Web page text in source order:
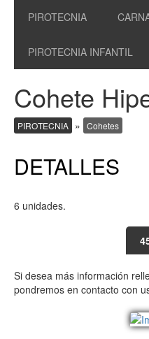
PIROTECNIA
PIROTECNIA INFANTIL
Cohete
PIROTECNIA » Cohetes
DETALLES
6 unidades.
Si desea más información
pondremos en contacto con